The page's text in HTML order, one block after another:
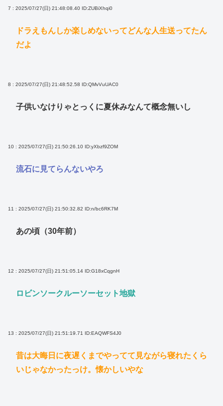
7 : 2025/07/27(日) 21:48:08.40 ID:ZUBiXhqi0
ドラえもんしか楽しめないってどんな人生送ってたん
だよ
8 : 2025/07/27(日) 21:48:52.58 ID:QMvVuUAC0
子供いなけりゃとっくに夏休みなんて概念無いし
10 : 2025/07/27(日) 21:50:26.10 ID:yXbzf9ZOM
流石に見てらんないやろ
11 : 2025/07/27(日) 21:50:32.82 ID:n/bc6RK7M
あの頃（30年前）
12 : 2025/07/27(日) 21:51:05.14 ID:G18xCqgnH
ロビンソークルーソーセット地獄
13 : 2025/07/27(日) 21:51:19.71 ID:EAQWFS4J0
昔は大晦日に夜遅くまでやってて見ながら寝れたくら
いじゃなかったっけ。懐かしいやな